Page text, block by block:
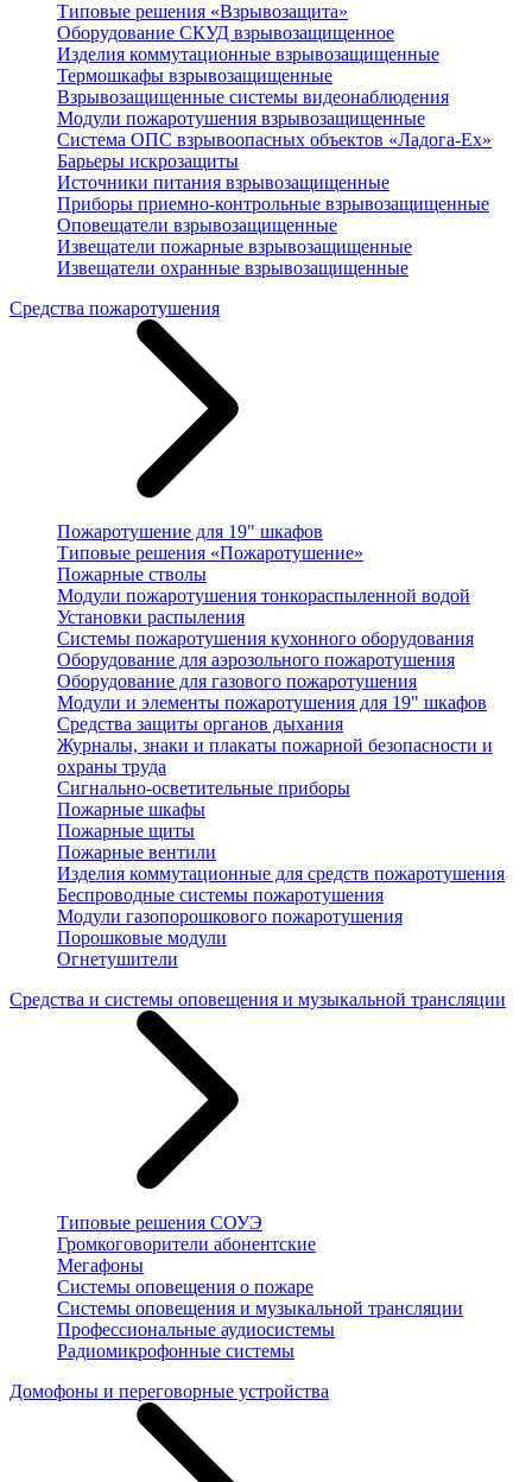
Типовые решения «Взрывозащита»
Оборудование СКУД взрывозащищенное
Изделия коммутационные взрывозащищенные
Термошкафы взрывозащищенные
Взрывозащищенные системы видеонаблюдения
Модули пожаротушения взрывозащищенные
Система ОПС взрывоопасных объектов «Ладога-Ex»
Барьеры искрозащиты
Источники питания взрывозащищенные
Приборы приемно-контрольные взрывозащищенные
Оповещатели взрывозащищенные
Извещатели пожарные взрывозащищенные
Извещатели охранные взрывозащищенные
Средства пожаротушения
Пожаротушение для 19" шкафов
Типовые решения «Пожаротушение»
Пожарные стволы
Модули пожаротушения тонкораспыленной водой
Установки распыления
Системы пожаротушения кухонного оборудования
Оборудование для аэрозольного пожаротушения
Оборудование для газового пожаротушения
Модули и элементы пожаротушения для 19" шкафов
Средства защиты органов дыхания
Журналы, знаки и плакаты пожарной безопасности и
охраны труда
Сигнально-осветительные приборы
Пожарные шкафы
Пожарные щиты
Пожарные вентили
Изделия коммутационные для средств пожаротушения
Беспроводные системы пожаротушения
Модули газопорошкового пожаротушения
Порошковые модули
Огнетушители
Средства и системы оповещения и музыкальной трансляции
Типовые решения СОУЭ
Громкоговорители абонентские
Мегафоны
Системы оповещения о пожаре
Системы оповещения и музыкальной трансляции
Профессиональные аудиосистемы
Радиомикрофонные системы
Домофоны и переговорные устройства